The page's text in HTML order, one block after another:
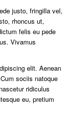
justo, fringilla vel,
rhoncus ut,
felis eu pede
Vivamus
elit. Aenean
sociis natoque
ridiculus
eu, pretium